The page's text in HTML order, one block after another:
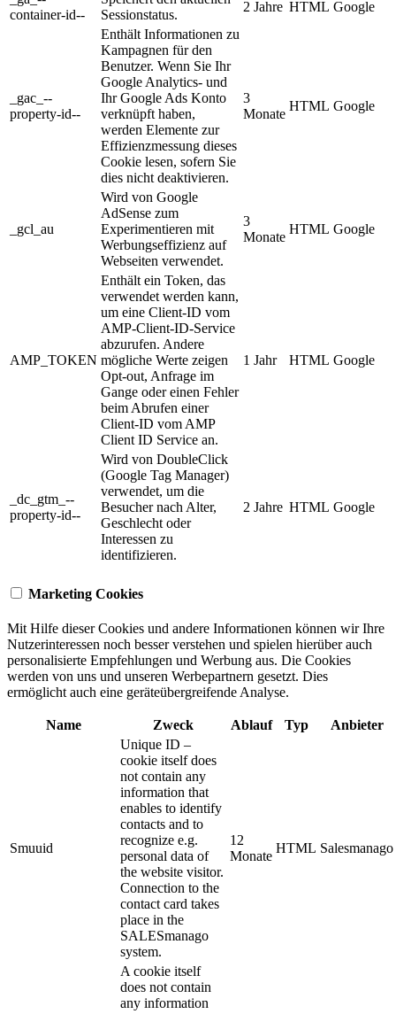
container-id--
Sessionstatus.
2 Jahre HTML Google
_gac_--
property-id--
Enthält Informationen zu
Kampagnen für den
Benutzer. Wenn Sie Ihr
Google Analytics- und
Ihr Google Ads Konto
verknüpft haben,
werden Elemente zur
Effizienzmessung dieses
Cookie lesen, sofern Sie
dies nicht deaktivieren.
3
Monate
HTML Google
_gcl_au
Wird von Google
AdSense zum
Experimentieren mit
Werbungseffizienz auf
Webseiten verwendet.
3
Monate
HTML Google
AMP_TOKEN
Enthält ein Token, das
verwendet werden kann,
um eine Client-ID vom
AMP-Client-ID-Service
abzurufen. Andere
mögliche Werte zeigen
Opt-out, Anfrage im
Gange oder einen Fehler
beim Abrufen einer
Client-ID vom AMP
Client ID Service an.
1 Jahr HTML Google
_dc_gtm_--
property-id--
Wird von DoubleClick
(Google Tag Manager)
verwendet, um die
Besucher nach Alter,
Geschlecht oder
Interessen zu
identifizieren.
2 Jahre HTML Google
Marketing Cookies
Mit Hilfe dieser Cookies und andere Informationen können wir Ihre
Nutzerinteressen noch besser verstehen und spielen hierüber auch
personalisierte Empfehlungen und Werbung aus. ​Die Cookies
werden von uns und unseren Werbepartnern gesetzt. Dies
ermöglicht auch eine geräteübergreifende Analyse.
Name Zweck Ablauf Typ Anbieter
Smuuid
Unique ID –
cookie itself does
not contain any
information that
enables to identify
contacts and to
recognize e.g.
personal data of
the website visitor.
Connection to the
contact card takes
place in the
SALESmanago
system.
12
Monate
HTML Salesmanago
A cookie itself
does not contain
any information